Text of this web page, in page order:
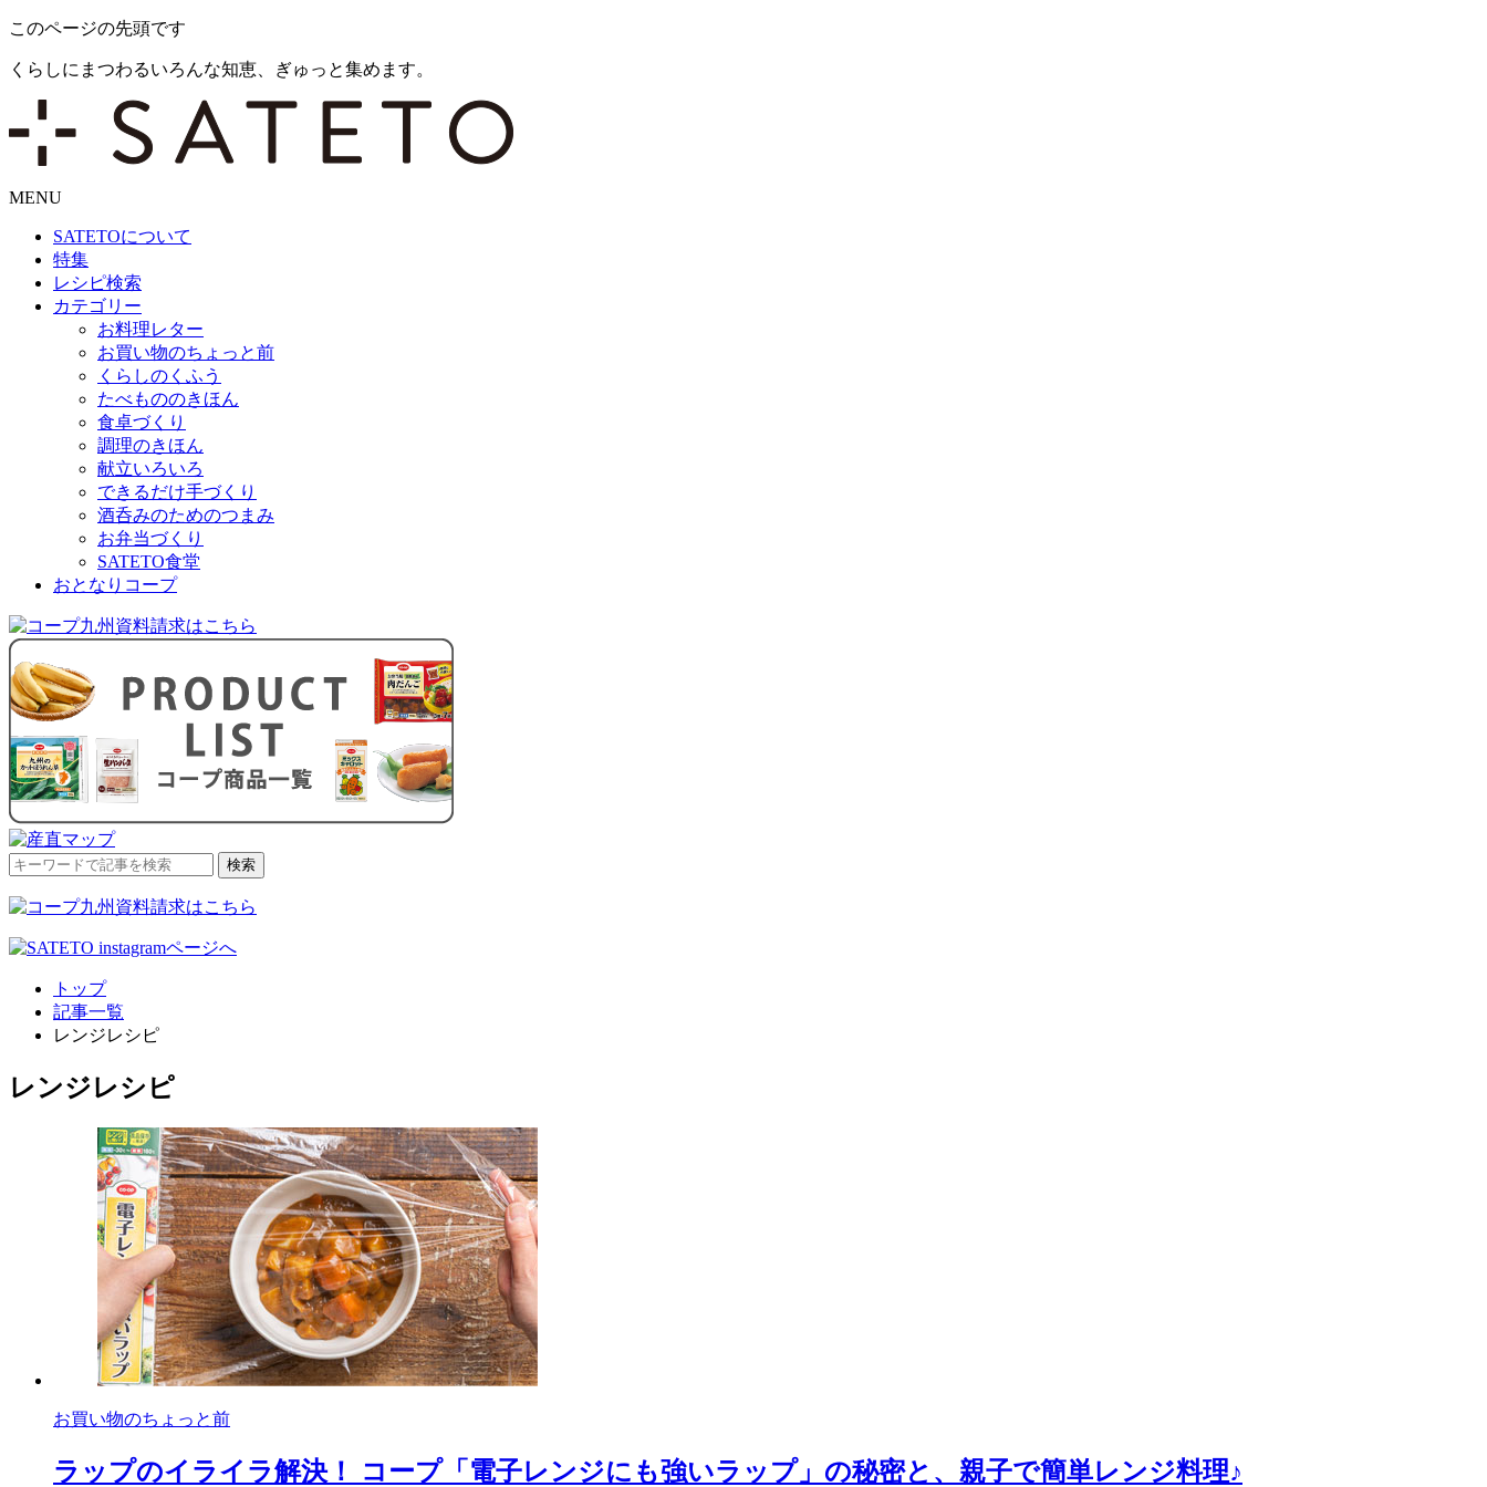
このページの先頭です
くらしにまつわるいろんな知恵、ぎゅっと集めます。
MENU
SATETOについて
特集
レシピ検索
カテゴリー
お料理レター
お買い物のちょっと前
くらしのくふう
たべもののきほん
食卓づくり
調理のきほん
献立いろいろ
できるだけ手づくり
酒呑みのためのつまみ
お弁当づくり
SATETO食堂
おとなりコープ
検
対
検索
トップ
記事一覧
レンジレシピ
レンジレシピ
お買い物のちょっと前
ラップのイライラ解決！ コープ「電子レンジにも強いラップ」の秘密と、親子で簡単レンジ料理♪